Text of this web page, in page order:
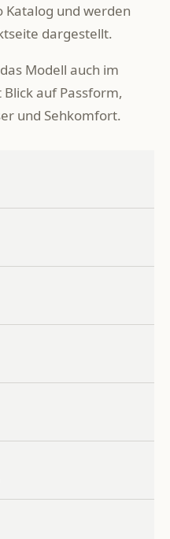
Katalog und werden
dargestellt.
Modell auch im
auf Passform,
und Sehkomfort.